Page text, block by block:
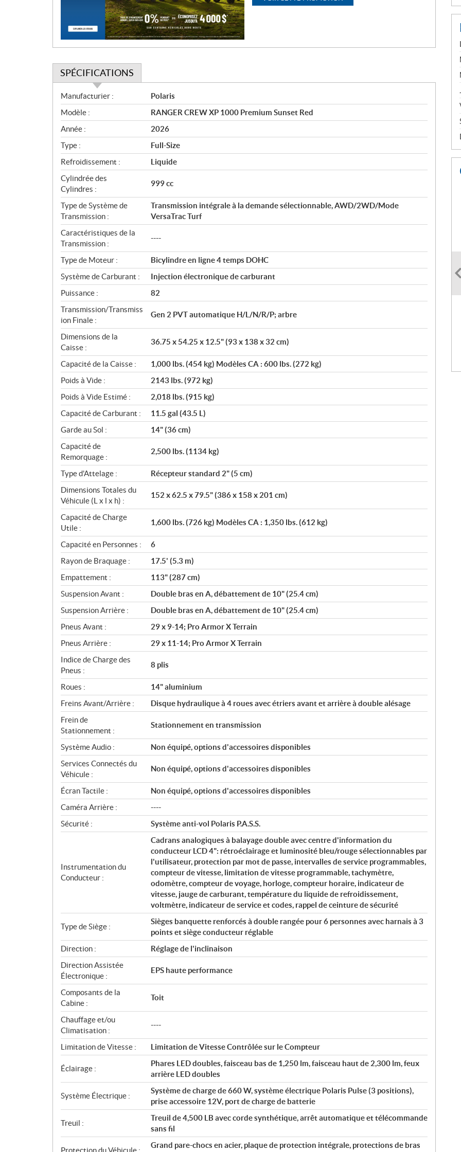
SPÉCIFICATIONS
S
p
é
c
i
f
i
c
a
t
i
o
n
s
Manufacturier :
Polaris
Modèle :
RANGER CREW XP 1000 Premium Sunset Red
Année :
2026
Type :
Full-Size
Refroidissement :
Liquide
Cylindrée des
Cylindres :
999 cc
Type de Système de
Transmission :
Transmission intégrale à la demande sélectionnable, AWD/2WD/Mode
VersaTrac Turf
Caractéristiques de la
Transmission :
----
Type de Moteur :
Bicylindre en ligne 4 temps DOHC
Système de Carburant :
Injection électronique de carburant
Puissance :
82
Transmission/Transmiss
ion Finale :
Gen 2 PVT automatique H/L/N/R/P; arbre
Dimensions de la
Caisse :
36.75 x 54.25 x 12.5" (93 x 138 x 32 cm)
Capacité de la Caisse :
1,000 lbs. (454 kg) Modèles CA : 600 lbs. (272 kg)
Poids à Vide :
2143 lbs. (972 kg)
Poids à Vide Estimé :
2,018 lbs. (915 kg)
Capacité de Carburant :
11.5 gal (43.5 L)
Garde au Sol :
14" (36 cm)
Capacité de
Remorquage :
2,500 lbs. (1134 kg)
Type d'Attelage :
Récepteur standard 2" (5 cm)
Dimensions Totales du
Véhicule (L x l x h) :
152 x 62.5 x 79.5" (386 x 158 x 201 cm)
Capacité de Charge
Utile :
1,600 lbs. (726 kg) Modèles CA : 1,350 lbs. (612 kg)
Capacité en Personnes :
6
Rayon de Braquage :
17.5' (5.3 m)
Empattement :
113" (287 cm)
Suspension Avant :
Double bras en A, débattement de 10" (25.4 cm)
Suspension Arrière :
Double bras en A, débattement de 10" (25.4 cm)
Pneus Avant :
29 x 9-14; Pro Armor X Terrain
Pneus Arrière :
29 x 11-14; Pro Armor X Terrain
Indice de Charge des
Pneus :
8 plis
Roues :
14" aluminium
Freins Avant/Arrière :
Disque hydraulique à 4 roues avec étriers avant et arrière à double alésage
Frein de
Stationnement :
Stationnement en transmission
Système Audio :
Non équipé, options d'accessoires disponibles
Services Connectés du
Véhicule :
Non équipé, options d'accessoires disponibles
Écran Tactile :
Non équipé, options d'accessoires disponibles
Caméra Arrière :
----
Sécurité :
Système anti-vol Polaris P.A.S.S.
Instrumentation du
Conducteur :
Cadrans analogiques à balayage double avec centre d'information du
conducteur LCD 4": rétroéclairage et luminosité bleu/rouge sélectionnables par
l'utilisateur, protection par mot de passe, intervalles de service programmables,
compteur de vitesse, limitation de vitesse programmable, tachymètre,
odomètre, compteur de voyage, horloge, compteur horaire, indicateur de
vitesse, jauge de carburant, température du liquide de refroidissement,
voltmètre, indicateur de service et codes, rappel de ceinture de sécurité
Type de Siège :
Sièges banquette renforcés à double rangée pour 6 personnes avec harnais à 3
points et siège conducteur réglable
Direction :
Réglage de l'inclinaison
Direction Assistée
Électronique :
EPS haute performance
Composants de la
Cabine :
Toit
Chauffage et/ou
Climatisation :
----
Limitation de Vitesse : Limitation de Vitesse Contrôlée sur le Compteur
Éclairage :
Phares LED doubles, faisceau bas de 1,250 lm, faisceau haut de 2,300 lm, feux
arrière LED doubles
Système Électrique :
Système de charge de 660 W, système électrique Polaris Pulse (3 positions),
prise accessoire 12V, port de charge de batterie
Treuil :
Treuil de 4,500 LB avec corde synthétique, arrêt automatique et télécommande
sans fil
Grand pare-chocs en acier, plaque de protection intégrale, protections de bras